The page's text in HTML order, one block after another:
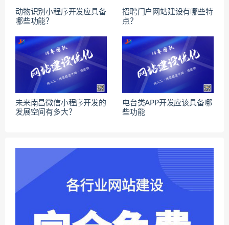
动物识别小程序开发应具备
哪些功能？
招聘门户网站建设有哪些特
点？
未来南昌微信小程序开发的
发展空间有多大？
电台类APP开发应该具备哪
些功能